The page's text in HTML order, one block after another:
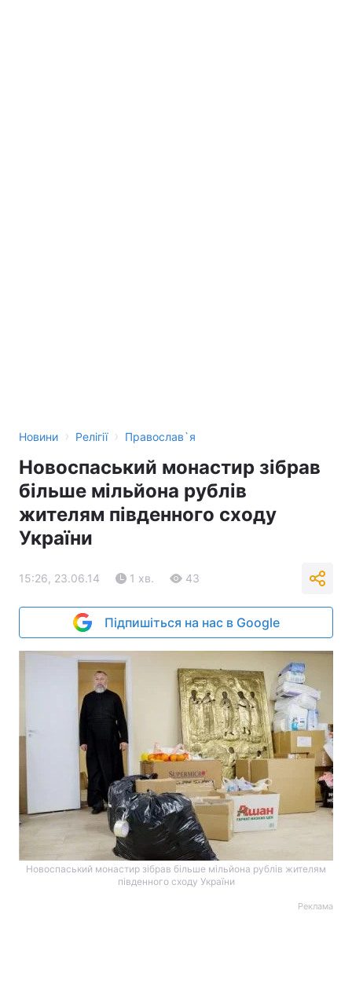
Новини › Релігії › Православ`я
Новоспаський монастир зібрав
більше мільйона рублів
жителям південного сходу
України
15:26, 23.06.14 1 хв. 43
Підпишіться на нас в Google
Новоспаський монастир зібрав більше мільйона рублів жителям
південного сходу України
Реклама